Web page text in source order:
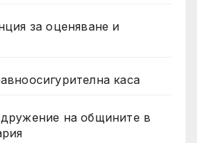
за оценяване и
каса
на общините в